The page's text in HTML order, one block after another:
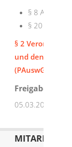
§ 8
§ 20
§ 2 Verordnung
und den
(PAuswGebV)
05.03.2026